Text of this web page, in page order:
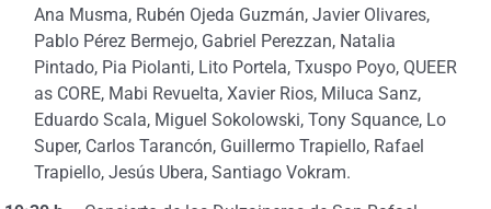
Ana Musma, Rubén Ojeda Guzmán, Javier Olivares,
Pablo Pérez Bermejo, Gabriel Perezzan, Natalia
Pintado, Pia Piolanti, Lito Portela, Txuspo Poyo, QUEER
as CORE, Mabi Revuelta, Xavier Rios, Miluca Sanz,
Eduardo Scala, Miguel Sokolowski, Tony Squance, Lo
Super, Carlos Tarancón, Guillermo Trapiello, Rafael
Trapiello, Jesús Ubera, Santiago Vokram.